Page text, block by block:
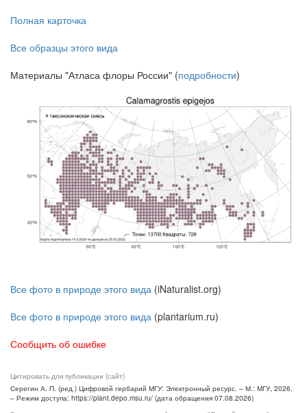
Полная карточка
Все образцы этого вида
Материалы "Атласа флоры России" (подробности)
Все фото в природе этого вида (iNaturalist.org)
Все фото в природе этого вида (plantarium.ru)
Сообщить об ошибке
Цитировать для публикации (сайт)
Серегин А. П. (ред.) Цифровой гербарий МГУ: Электронный ресурс. – М.: МГУ, 2026.
– Режим доступа: https://plant.depo.msu.ru/ (дата обращения 07.08.2026)